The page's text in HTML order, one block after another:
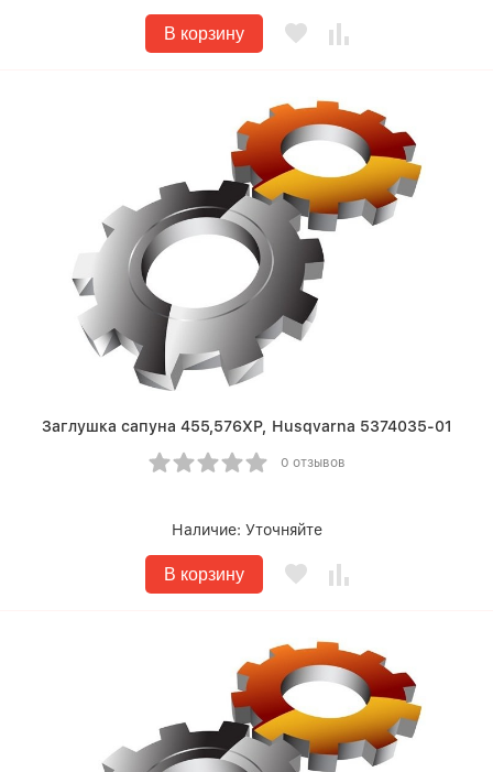
В корзину
Заглушка сапуна 455,576XP, Husqvarna 5374035-01
0 отзывов
Наличие: Уточняйте
В корзину